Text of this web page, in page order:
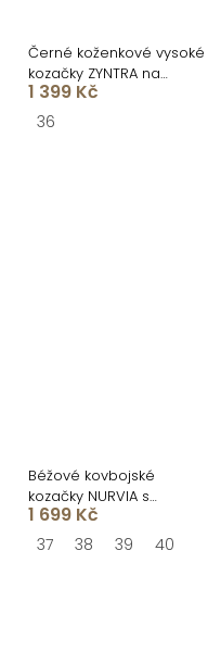
Černé koženkové vysoké
kozačky ZYNTRA na
podpatku
1 399 Kč
36
Béžové kovbojské
kozačky NURVIA s
třásněmi
1 699 Kč
37 38 39 40